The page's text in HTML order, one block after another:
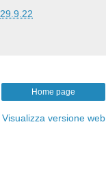
29.9.22
Home page
Visualizza versione web